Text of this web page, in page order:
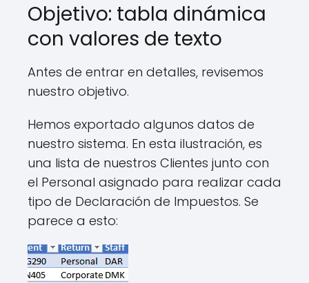
Objetivo: tabla dinámica
con valores de texto
Antes de entrar en detalles, revisemos
nuestro objetivo.
Hemos exportado algunos datos de
nuestro sistema. En esta ilustración, es
una lista de nuestros Clientes junto con
el Personal asignado para realizar cada
tipo de Declaración de Impuestos. Se
parece a esto: